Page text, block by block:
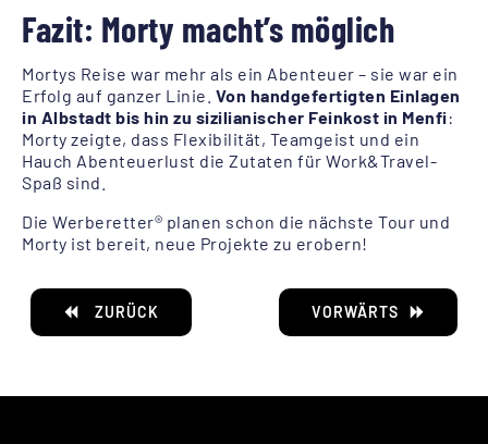
Fazit: Morty macht’s möglich
Mortys Reise war mehr als ein Abenteuer – sie war ein
Erfolg auf ganzer Linie. Von handgefertigten Einlagen
in Albstadt bis hin zu sizilianischer Feinkost in Menfi:
Morty zeigte, dass Flexibilität, Teamgeist und ein
Hauch Abenteuerlust die Zutaten für Work&Travel-
Spaß sind.
Die Werberetter® planen schon die nächste Tour und
Morty ist bereit, neue Projekte zu erobern!
ZURÜCK VORWÄRTS